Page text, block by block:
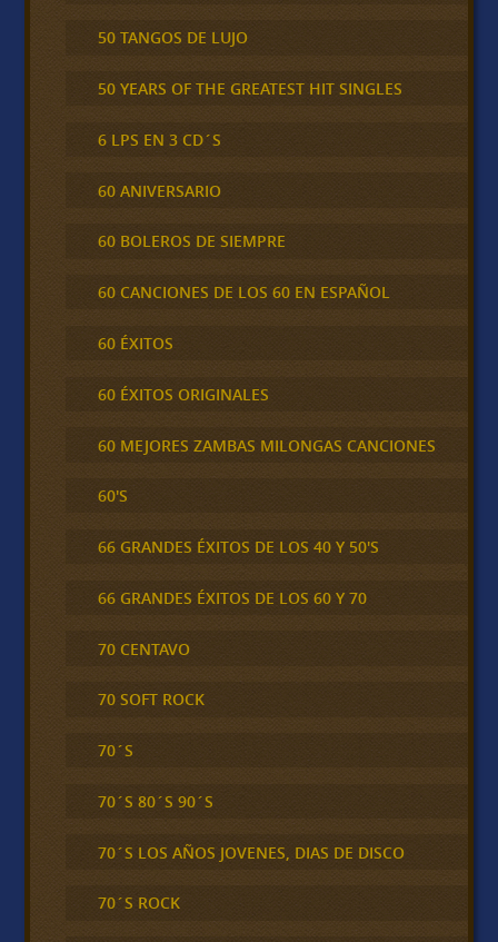
50 TANGOS DE LUJO
50 YEARS OF THE GREATEST HIT SINGLES
6 LPS EN 3 CD´S
60 ANIVERSARIO
60 BOLEROS DE SIEMPRE
60 CANCIONES DE LOS 60 EN ESPAÑOL
60 ÉXITOS
60 ÉXITOS ORIGINALES
60 MEJORES ZAMBAS MILONGAS CANCIONES
60'S
66 GRANDES ÉXITOS DE LOS 40 Y 50'S
66 GRANDES ÉXITOS DE LOS 60 Y 70
70 CENTAVO
70 SOFT ROCK
70´S
70´S 80´S 90´S
70´S LOS AÑOS JOVENES, DIAS DE DISCO
70´S ROCK